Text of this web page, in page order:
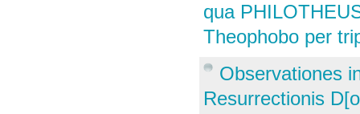
qua
Theophobo per
Observationes
Resurrectionis